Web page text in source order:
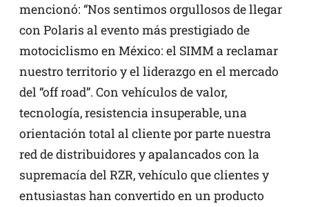
mencionó: “Nos sentimos orgullosos de llegar
con Polaris al evento más prestigiado de
motociclismo en México: el SIMM a reclamar
nuestro territorio y el liderazgo en el mercado
del “off road”. Con vehículos de valor,
tecnología, resistencia insuperable, una
orientación total al cliente por parte nuestra
red de distribuidores y apalancados con la
supremacía del RZR, vehículo que clientes y
entusiastas han convertido en un producto